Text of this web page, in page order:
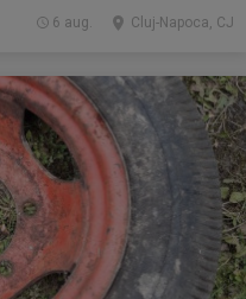
Cluj-Napoca, CJ
6 aug.